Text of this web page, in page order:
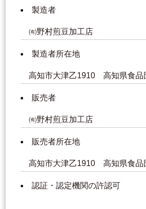
製造者
㈲野村煎豆加工店
製造者所在地
高知市大津乙1910 高知県食
販売者
㈲野村煎豆加工店
販売者所在地
高知市大津乙1910 高知県食
認証・認定機関の許認可